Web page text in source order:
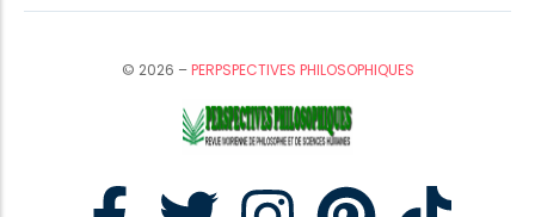
© 2026 –PERPSPECTIVES PHILOSOPHIQUES